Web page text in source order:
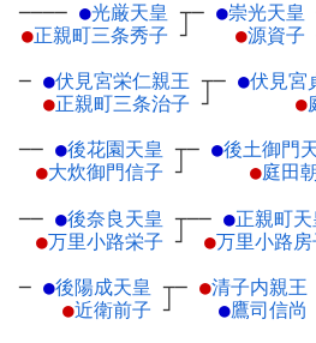
──── ●光厳天皇 ┬
●正親町三条秀子 ┘
─ ●崇光天皇
●源資子
─ ●伏見宮栄仁親王 ┬
●正親町三条治子 ┘
─ ●伏見宮
●
── ●後花園天皇 ┬
●大炊御門信子 ┘
─ ●後土御門
●庭田
── ●後奈良天皇 ┬
●万里小路栄子 ┘
── ●正親町天
●万里小路房
─ ●後陽成天皇 ┬
●近衛前子 ┘
─ ●清子内親王
●鷹司信尚